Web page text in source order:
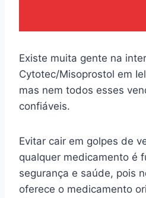
Existe muita gente na
Cytotec/Misoprostol em
mas nem todos esses
confiáveis.
Evitar cair em golpes de
qualquer medicamento é
segurança e saúde, pois
oferece o medicamento